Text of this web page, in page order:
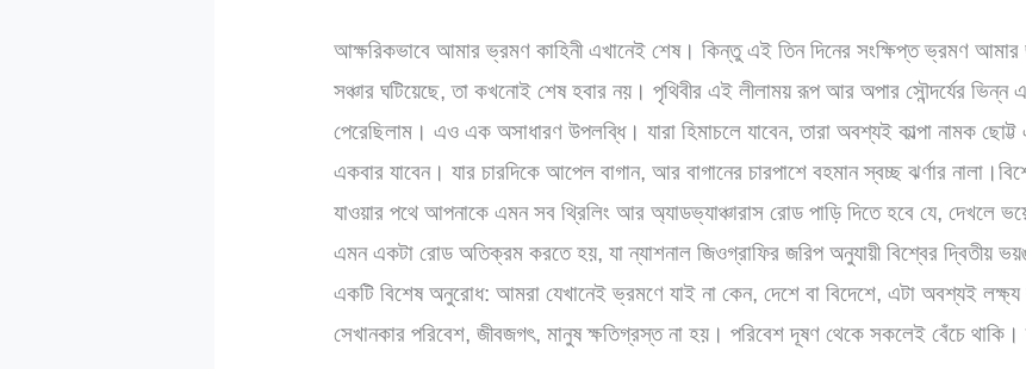
আক্ষরিকভাবে আমার ভ্রমণ কাহিনী এখানেই শেষ। কিন্তু এই তিন দিনের সংক্ষিপ্ত ভ্রমণ আমার
সঞ্চার ঘটিয়েছে, তা কখনোই শেষ হবার নয়। পৃথিবীর এই লীলাময় রূপ আর অপার সৌন্দর্যের
পেরেছিলাম। এও এক অসাধারণ উপলব্ধি। যারা হিমাচলে যাবেন, তারা অবশ্যই কাল্পা নামক ছোট্ট
একবার যাবেন। যার চারদিকে আপেল বাগান, আর বাগানের চারপাশে বহমান স্বচ্ছ ঝর্ণার
যাওয়ার পথে আপনাকে এমন সব থ্রিলিং আর অ্যাডভ্যাঞ্চারাস রোড পাড়ি দিতে হবে যে, দেখলে
এমন একটা রোড অতিক্রম করতে হয়, যা ন্যাশনাল জিওগ্রাফির জরিপ অনুযায়ী বিশ্বের দ্বিতীয়
একটি বিশেষ অনুরোধ: আমরা যেখানেই ভ্রমণে যাই না কেন, দেশে বা বিদেশে, এটা অবশ্যই
সেখানকার পরিবেশ, জীবজগৎ, মানুষ ক্ষতিগ্রস্ত না হয়। পরিবেশ দূষণ থেকে সকলেই বেঁচে থাকি।